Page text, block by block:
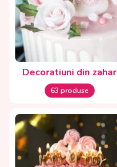
Decoratiuni din zahar
63 produse